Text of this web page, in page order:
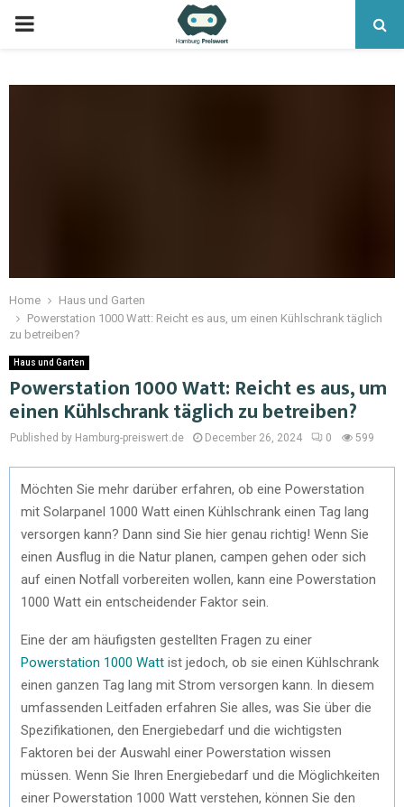
Home
Haus und Garten
Powerstation 1000 Watt: Reicht es aus, um einen Kühlschrank täglich
zu betreiben?
Haus und Garten
Powerstation 1000 Watt: Reicht es aus, um
einen Kühlschrank täglich zu betreiben?
Published by Hamburg-preiswert.de December 26, 2024 0 599
Möchten Sie mehr darüber erfahren, ob eine Powerstation
mit Solarpanel 1000 Watt einen Kühlschrank einen Tag lang
versorgen kann? Dann sind Sie hier genau richtig! Wenn Sie
einen Ausflug in die Natur planen, campen gehen oder sich
auf einen Notfall vorbereiten wollen, kann eine Powerstation
1000 Watt ein entscheidender Faktor sein.
Eine der am häufigsten gestellten Fragen zu einer
Powerstation 1000 Watt ist jedoch, ob sie einen Kühlschrank
einen ganzen Tag lang mit Strom versorgen kann. In diesem
umfassenden Leitfaden erfahren Sie alles, was Sie über die
Spezifikationen, den Energiebedarf und die wichtigsten
Faktoren bei der Auswahl einer Powerstation wissen
müssen. Wenn Sie Ihren Energiebedarf und die Möglichkeiten
einer Powerstation 1000 Watt verstehen, können Sie den